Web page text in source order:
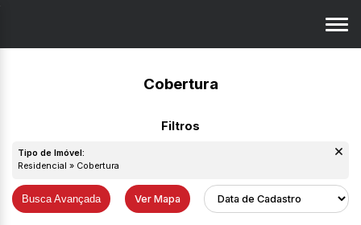
Cobertura
Tipo de Imóvel:
Residencial » Cobertura
Busca Avançada Ver Mapa